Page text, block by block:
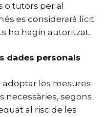
o tutors per al
es considerarà lícit
ho hagin autoritzat.
dades personals
les mesures
necessàries, segons
al risc de les